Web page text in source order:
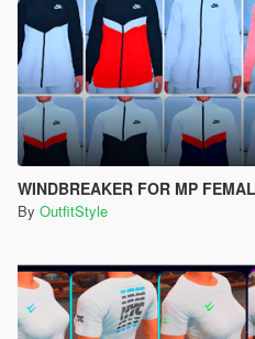
WINDBREAKER FOR MP
By OutfitStyle